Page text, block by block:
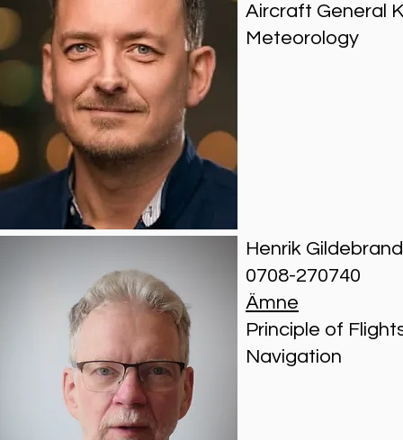
Aircraft General
Meteorology
Henrik Gildebrand
0708-270740
Ämne
Principle of
Navigation